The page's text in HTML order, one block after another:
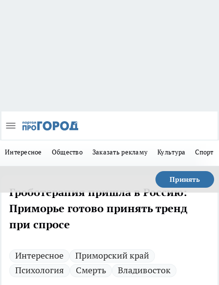
Интересное Общество Заказать рекламу Культура Спорт
Принять
Гроботерапия пришла в Россию:
Приморье готово принять тренд
при спросе
Интересное
Приморский край
Психология
Смерть Владивосток